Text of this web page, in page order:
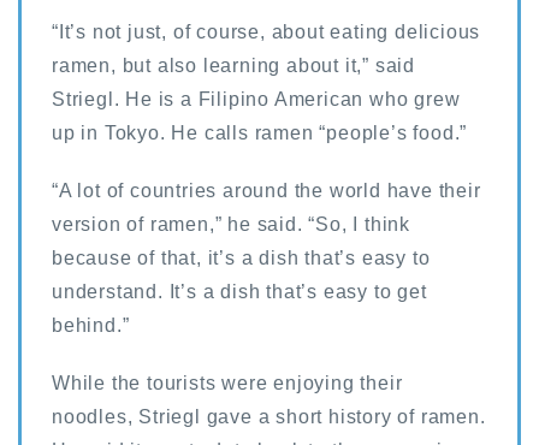
“It’s not just, of course, about eating delicious
ramen, but also learning about it,” said
Striegl. He is a Filipino American who grew
up in Tokyo. He calls ramen “people’s food.”
“A lot of countries around the world have their
version of ramen,” he said. “So, I think
because of that, it’s a dish that’s easy to
understand. It’s a dish that’s easy to get
behind.”
While the tourists were enjoying their
noodles, Striegl gave a short history of ramen.